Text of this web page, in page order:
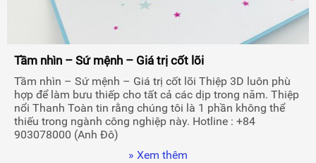
Tầm nhìn – Sứ mệnh – Giá trị cốt lõi
Tầm nhìn – Sứ mệnh – Giá trị cốt lõi Thiệp 3D luôn phù
hợp để làm bưu thiếp cho tất cả các dịp trong năm. Thiệp
nổi Thanh Toàn tin rằng chúng tôi là 1 phần không thể
thiếu trong ngành công nghiệp này. Hotline : +84
903078000 (Anh Đô)
» Xem thêm